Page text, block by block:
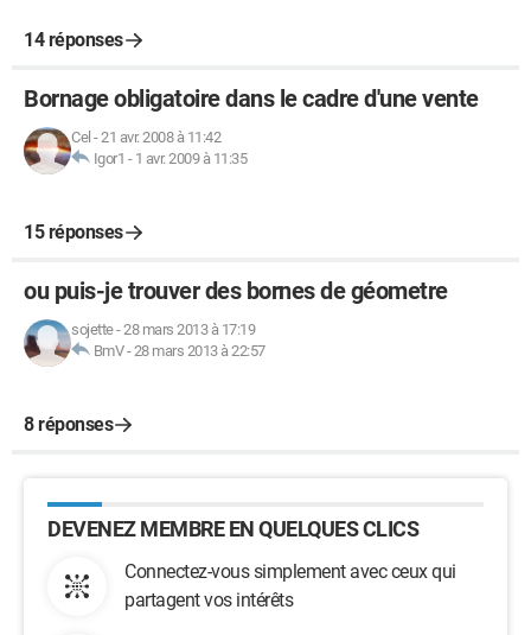
14 réponses
Bornage obligatoire dans le cadre d'une vente
Cel -21 avr. 2008 à 11:42
Igor1 - 1 avr. 2009 à 11:35
15 réponses
ou puis-je trouver des bornes de géometre
sojette-28 mars 2013 à 17:19
BmV-28 mars 2013 à 22:57
8 réponses
DEVENEZ MEMBRE EN QUELQUES CLICS
Connectez-vous simplement avec ceux qui
partagent vos intérêts